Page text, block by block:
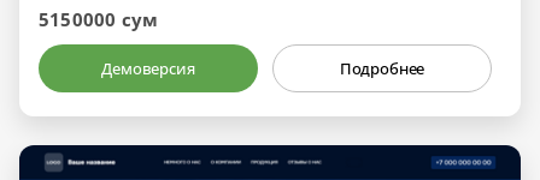
5150000 сум
Демоверсия Подробнее